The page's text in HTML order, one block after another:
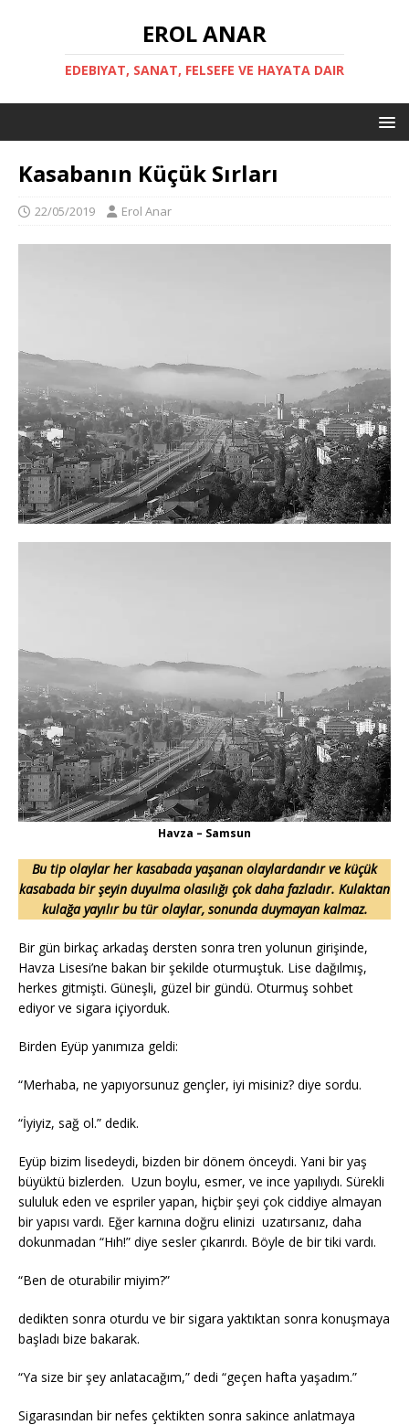
EROL ANAR
EDEBIYAT, SANAT, FELSEFE VE HAYATA DAIR
Kasabanın Küçük Sırları
22/05/2019 Erol Anar
Havza – Samsun
Bu tip olaylar her kasabada yaşanan olaylardandır ve küçük
kasabada bir şeyin duyulma olasılığı çok daha fazladır. Kulaktan
kulağa yayılır bu tür olaylar, sonunda duymayan kalmaz.
Bir gün birkaç arkadaş dersten sonra tren yolunun girişinde,
Havza Lisesi’ne bakan bir şekilde oturmuştuk. Lise dağılmış,
herkes gitmişti. Güneşli, güzel bir gündü. Oturmuş sohbet
ediyor ve sigara içiyorduk.
Birden Eyüp yanımıza geldi:
“Merhaba, ne yapıyorsunuz gençler, iyi misiniz? diye sordu.
“İyiyiz, sağ ol.” dedik.
Eyüp bizim lisedeydi, bizden bir dönem önceydi. Yani bir yaş
büyüktü bizlerden. Uzun boylu, esmer, ve ince yapılıydı. Sürekli
sululuk eden ve espriler yapan, hiçbir şeyi çok ciddiye almayan
bir yapısı vardı. Eğer karnına doğru elinizi uzatırsanız, daha
dokunmadan “Hıh!” diye sesler çıkarırdı. Böyle de bir tiki vardı.
“Ben de oturabilir miyim?”
dedikten sonra oturdu ve bir sigara yaktıktan sonra konuşmaya
başladı bize bakarak.
“Ya size bir şey anlatacağım,” dedi “geçen hafta yaşadım.”
Sigarasından bir nefes çektikten sonra sakince anlatmaya